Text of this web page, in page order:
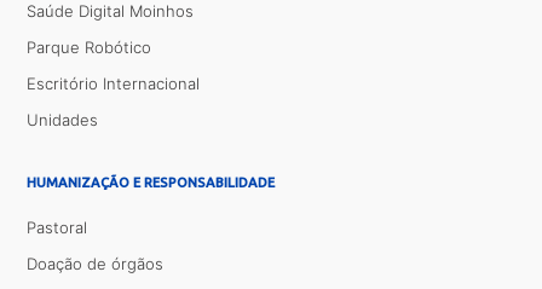
Saúde Digital Moinhos
Parque Robótico
Escritório Internacional
Unidades
HUMANIZAÇÃO E RESPONSABILIDADE
Pastoral
Doação de órgãos